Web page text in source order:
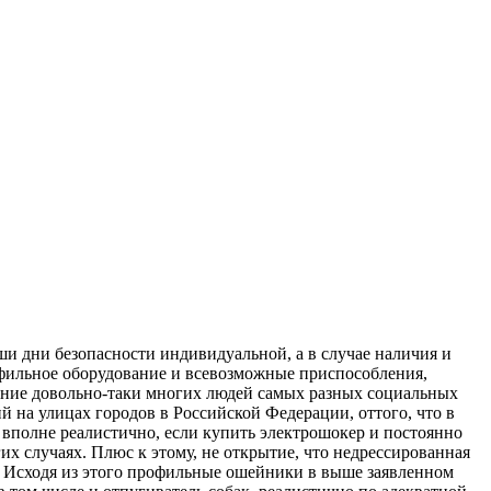
дни безопасности индивидуальной, а в случае наличия и
оборудование и всевозможные приспособления,
довольно-таки многих людей самых разных социальных
улицах городов в Российской Федерации, оттого, что в
реалистично, если купить электрошокер и постоянно
случаях. Плюс к этому, не открытие, что недрессированная
Исходя из этого профильные ошейники в выше заявленном